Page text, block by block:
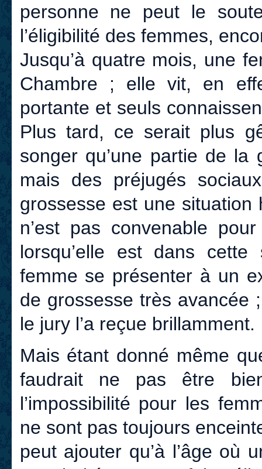
personne ne peut le
l’éligibilité des femmes,
Jusqu’à quatre mois, une
Chambre ; elle vit, en
portante et seuls
Plus tard, ce serait plus
songer qu’une partie de
mais des préjugés
grossesse est une situation
n’est pas convenable
lorsqu’elle est dans
femme se présenter à un
de grossesse très avancée
le jury l’a reçue brillamment.
Mais étant donné même
faudrait ne pas être
l’impossibilité pour les
ne sont pas toujours
peut ajouter qu’à l’âge où